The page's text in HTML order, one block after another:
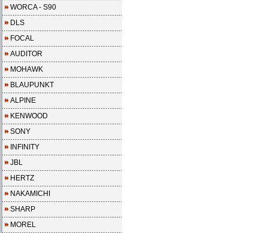
WORCA - S90
DLS
FOCAL
AUDITOR
MOHAWK
BLAUPUNKT
ALPINE
KENWOOD
SONY
INFINITY
JBL
HERTZ
NAKAMICHI
SHARP
MOREL